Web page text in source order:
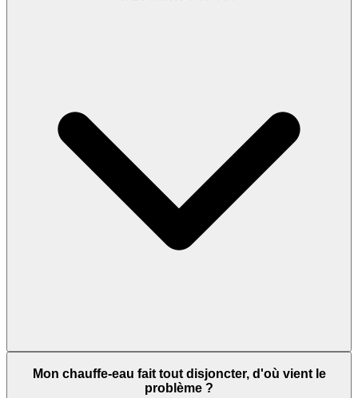
Mon chauffe-eau fait tout disjoncter, d'où vient le
problème ?